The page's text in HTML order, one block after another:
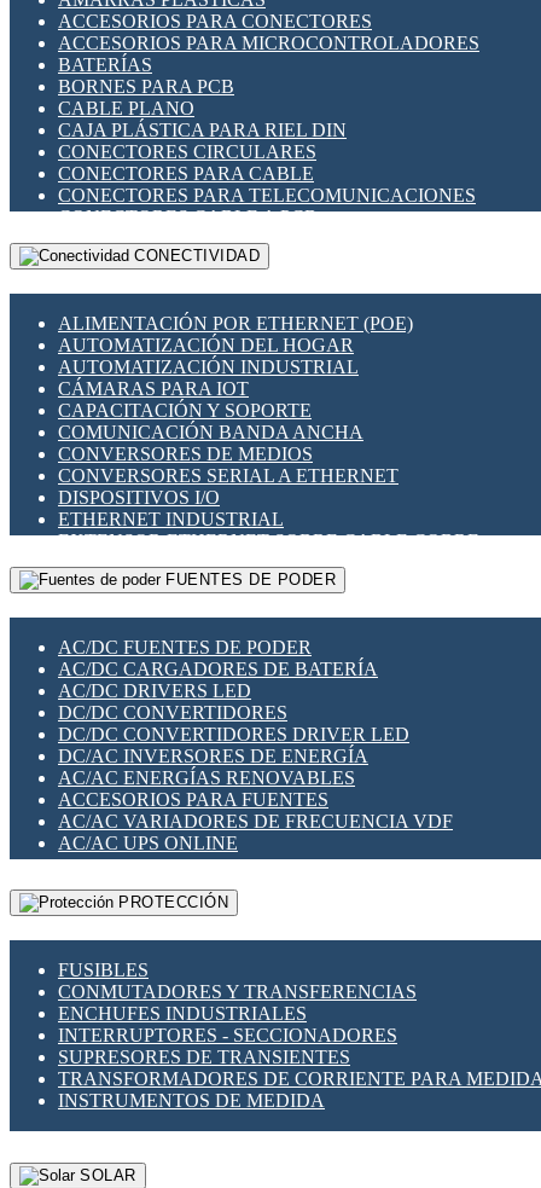
INDICADORES PARA PANEL
INTERFACES DE RELÉ
INTERRUPTORES FIN DE CARRERA
LLAVES CONMUTADORAS
MEDIDORES DE ENERGÍA Y TC'S DE CORRIENTE
MOTORES PASO A PASO
PANTALLAS HMI
PLC -CONTROLADORES LÓGICO PROGRAMABLES
PROGRAMADORES DE HORARIO
RELÉS DE PROTECCIÓN
SENSORES CAPACITIVOS
SENSORES INDUCTIVOS
TEMPORIZADORES
VARIACS
VARIADORES DE FRECUENCIA [VDF]
SECCIONADORES - INTERRUPTORES
MAQUINARIA
ACCESORIOS PARA CONECTORES
ACCESORIOS PARA MICROCONTROLADORES
BATERÍAS
BORNES PARA PCB
CABLE PLANO
CAJA PLÁSTICA PARA RIEL DIN
CONECTORES CIRCULARES
CONECTORES PARA CABLE
CONECTORES PARA TELECOMUNICACIONES
CONECTORES CABLE A PCB
CONECTORES PCB A CABLE
DIP SWITCHES
HERRAMIENTAS VARIAS
ILUMINACIÓN LED
INTERRUPTORES REED
INTERFACES DE RELÉ
OTROS RELÉS
PROTECCIÓN TÉRMICA
RELÉS AUTOMOTRICES
RELÉS DE SEÑAL
RELÉS DE ESTADO SÓLIDO SSR
RELÉS INDUSTRIALES
RELÉS MINIATURA DE POTENCIA
SENSORES MAGNÉTICOS
SWITCH Y MICROSWITCH
TARJETAS PI
UNIÓN Y DERIVACIÓN DE CABLE
CONECTIVIDAD
ALIMENTACIÓN POR ETHERNET (POE)
AUTOMATIZACIÓN DEL HOGAR
AUTOMATIZACIÓN INDUSTRIAL
CÁMARAS PARA IOT
CAPACITACIÓN Y SOPORTE
COMUNICACIÓN BANDA ANCHA
CONVERSORES DE MEDIOS
CONVERSORES SERIAL A ETHERNET
DISPOSITIVOS I/O
ETHERNET INDUSTRIAL
EXTENSOR ETHERNET SOBRE CABLE COBRE
GATEWAY LORAWAN
GESTIÓN DE REDES
PLACAS MODULARES IOT
SWITCHES Y REDES WIFI
SOLUCIONES IOT
SOLUCIONES LORAWAN
SOLUCIONES RED CELULAR
SEGURIDAD PARA REDES
SWITCHES LAN
TELEFONÍA IP (VOIP)
VIGILANCIA IP (CCTV)
MESHTASTIC
FUENTES DE PODER
AC/DC FUENTES DE PODER
AC/DC CARGADORES DE BATERÍA
AC/DC DRIVERS LED
DC/DC CONVERTIDORES
DC/DC CONVERTIDORES DRIVER LED
DC/AC INVERSORES DE ENERGÍA
AC/AC ENERGÍAS RENOVABLES
ACCESORIOS PARA FUENTES
AC/AC VARIADORES DE FRECUENCIA VDF
AC/AC UPS ONLINE
PROTECCIÓN
FUSIBLES
CONMUTADORES Y TRANSFERENCIAS
ENCHUFES INDUSTRIALES
INTERRUPTORES - SECCIONADORES
SUPRESORES DE TRANSIENTES
TRANSFORMADORES DE CORRIENTE PARA
INSTRUMENTOS DE MEDIDA
SOLAR